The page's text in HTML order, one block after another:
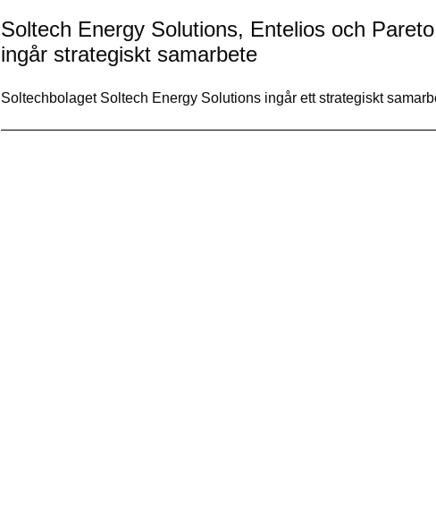
Soltech Energy Solutions, Entelios och
ingår strategiskt samarbete
Soltechbolaget Soltech Energy Solutions ingår ett strategiskt